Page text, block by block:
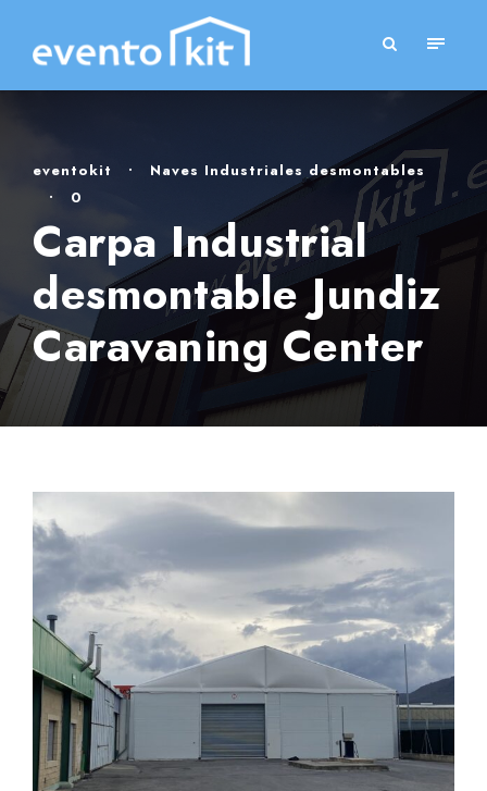
eventokit •
Naves Industriales desmontables
•
0
Carpa Industrial
desmontable Jundiz
Caravaning Center